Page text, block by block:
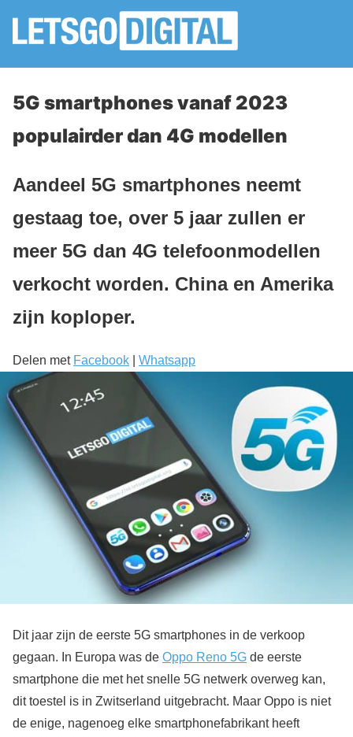
5G smartphones vanaf 2023
populairder dan 4G modellen
Aandeel 5G smartphones neemt
gestaag toe, over 5 jaar zullen er
meer 5G dan 4G telefoonmodellen
verkocht worden. China en Amerika
zijn koploper.
Delen met Facebook Whatsapp
Dit jaar zijn de eerste 5G smartphones in de verkoop
gegaan. In Europa was de Oppo Reno 5G de eerste
smartphone die met het snelle 5G netwerk overweg kan,
dit toestel is in Zwitserland uitgebracht. Maar Oppo is niet
de enige, nagenoeg elke smartphonefabrikant heeft